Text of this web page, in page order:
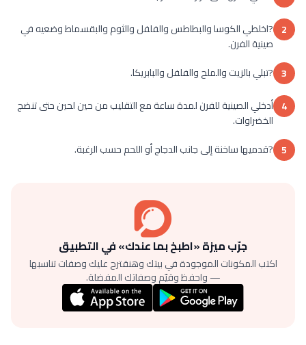
2 ?اخلطي الكوسا والبطاطس والفلفل والثوم والبقسماط وضعيه في
صينية الفرن.
3 ?تبلي بالزيت والملح والفلفل والبابريكا.
4 أدخلي الصينية للفرن لمدة ساعة مع التقليب من حين لحين حتى تنضج
الخضراوات.
5 ?قدميها ساخنة إلى جانب الدجاج أو اللحم حسب الرغبة.
جرّب ميزة «اطبخ بما عندك» في التطبيق
اكتب المكونات الموجودة في بيتك وهنقترح عليك وصفات تناسبها
— واحفظ وقيّم وصفاتك المفضلة.